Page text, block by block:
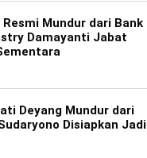
Mundur dari Bank
Damayanti Jabat
Deyang Mundur dari
Disiapkan Jadi